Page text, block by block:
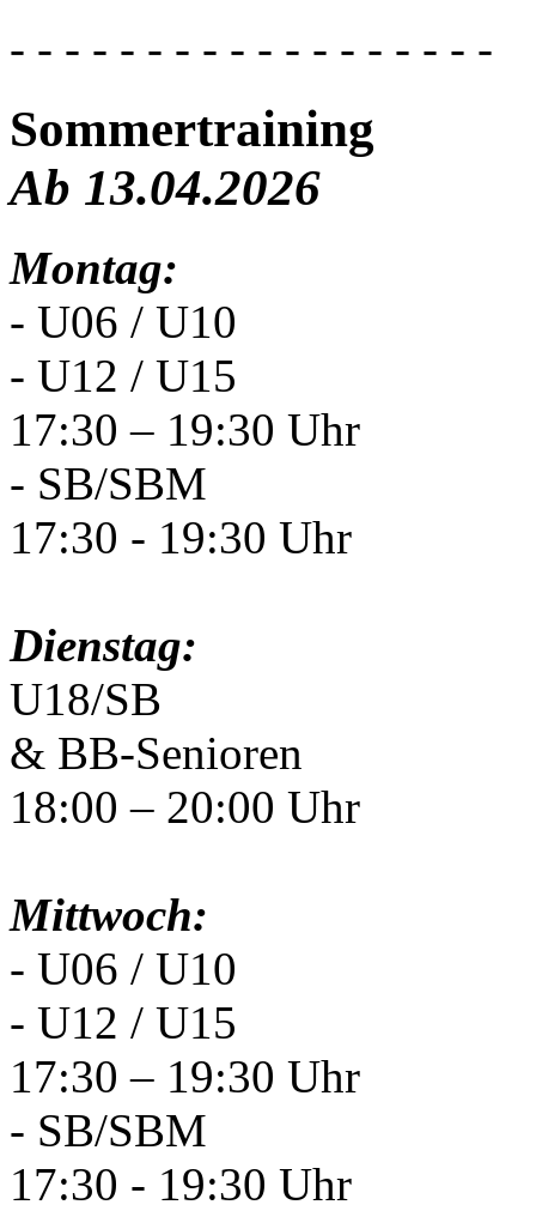
- - - - - - - - - - - - - - - - - -
Sommertraining
Ab 13.04.2026
Montag:
- U06 / U10
- U12 / U15
17:30 – 19:30 Uhr
- SB/SBM
17:30 - 19:30 Uhr
Dienstag:
U18/SB
& BB-Senioren
18:00 – 20:00 Uhr
Mittwoch:
- U06 / U10
- U12 / U15
17:30 – 19:30 Uhr
- SB/SBM
17:30 - 19:30 Uhr